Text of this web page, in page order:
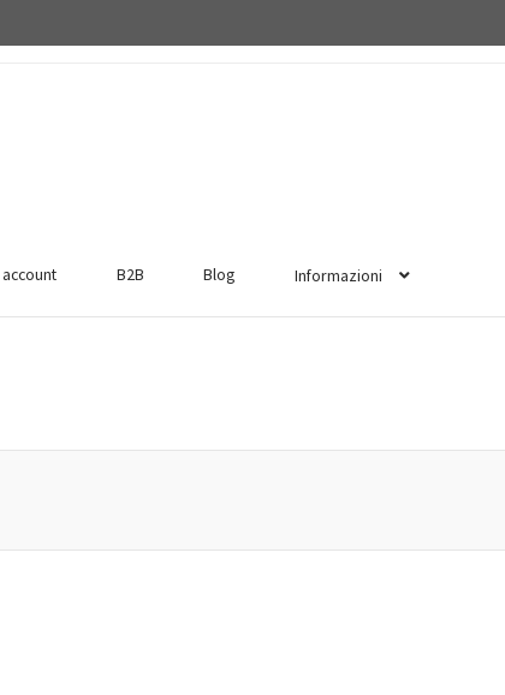
B2B Blog Informazioni